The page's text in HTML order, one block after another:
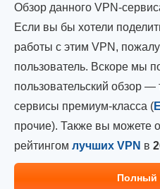
Обзор данного VPN-
Если вы бы хотели
работы с этим VPN,
пользователь. Вскоре мы
пользовательский обзор —
сервисы премиум-класса (
прочие). Также вы можете
рейтингом лучших VPN в
Полный